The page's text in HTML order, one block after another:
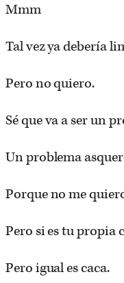
Mmm
Tal vez ya debería
Pero no quiero.
Sé que va a ser un
Un problema
Porque no me
Pero si es tu propia
Pero igual es caca.